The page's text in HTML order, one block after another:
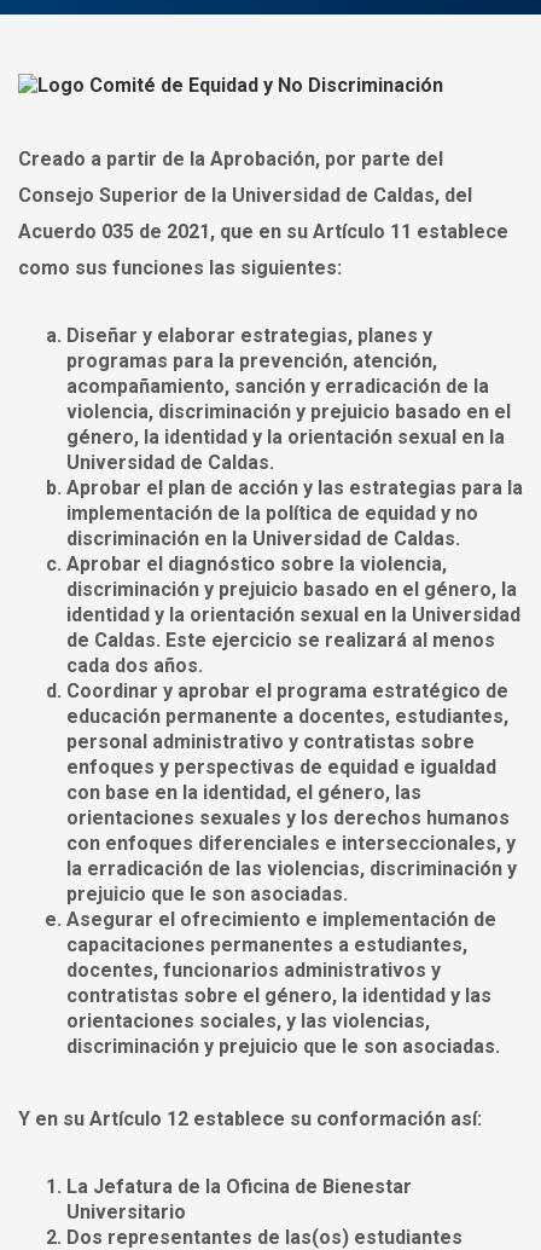
Creado a partir de la Aprobación, por parte del
Consejo Superior de la Universidad de Caldas, del
Acuerdo 035 de 2021, que en su Artículo 11 establece
como sus funciones las siguientes:
Diseñar y elaborar estrategias, planes y
programas para la prevención, atención,
acompañamiento, sanción y erradicación de la
violencia, discriminación y prejuicio basado en el
género, la identidad y la orientación sexual en la
Universidad de Caldas.
Aprobar el plan de acción y las estrategias para la
implementación de la política de equidad y no
discriminación en la Universidad de Caldas.
Aprobar el diagnóstico sobre la violencia,
discriminación y prejuicio basado en el género, la
identidad y la orientación sexual en la Universidad
de Caldas. Este ejercicio se realizará al menos
cada dos años.
Coordinar y aprobar el programa estratégico de
educación permanente a docentes, estudiantes,
personal administrativo y contratistas sobre
enfoques y perspectivas de equidad e igualdad
con base en la identidad, el género, las
orientaciones sexuales y los derechos humanos
con enfoques diferenciales e interseccionales, y
la erradicación de las violencias, discriminación y
prejuicio que le son asociadas.
Asegurar el ofrecimiento e implementación de
capacitaciones permanentes a estudiantes,
docentes, funcionarios administrativos y
contratistas sobre el género, la identidad y las
orientaciones sociales, y las violencias,
discriminación y prejuicio que le son asociadas.
Y en su Artículo 12 establece su conformación así:
La Jefatura de la Oficina de Bienestar
Universitario
Dos representantes de las(os) estudiantes